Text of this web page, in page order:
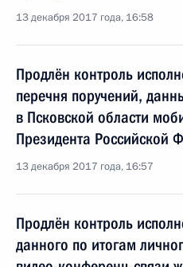
13 декабря 2017 года, 16:58
Продлён контроль
перечня поручений,
в Псковской области
Президента Российской
13 декабря 2017 года, 16:57
Продлён контроль
данного по итогам